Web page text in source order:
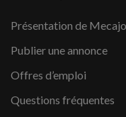
Présentation de
Publier une annonce
Offres d’emploi
Questions fréquentes